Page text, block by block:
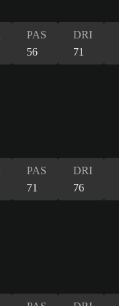
PAS
56
DRI
71
PAS
71
DRI
76